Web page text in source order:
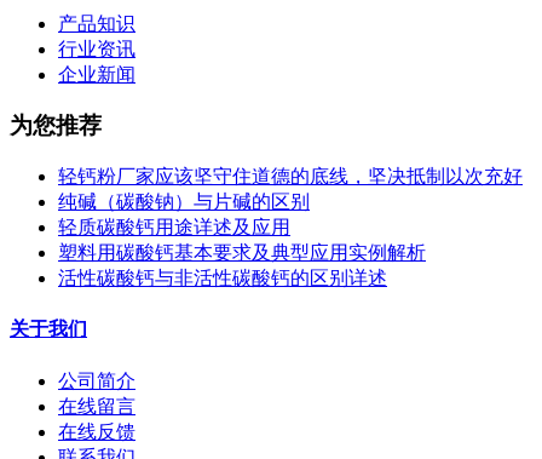
产品知识
行业资讯
企业新闻
为您推荐
轻钙粉厂家应该坚守住道德的底线，坚决抵制以次充好
纯碱（碳酸钠）与片碱的区别
轻质碳酸钙用途详述及应用
塑料用碳酸钙基本要求及典型应用实例解析
活性碳酸钙与非活性碳酸钙的区别详述
关于我们
公司简介
在线留言
在线反馈